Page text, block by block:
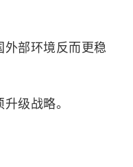
外部环境反而更稳
级战略。